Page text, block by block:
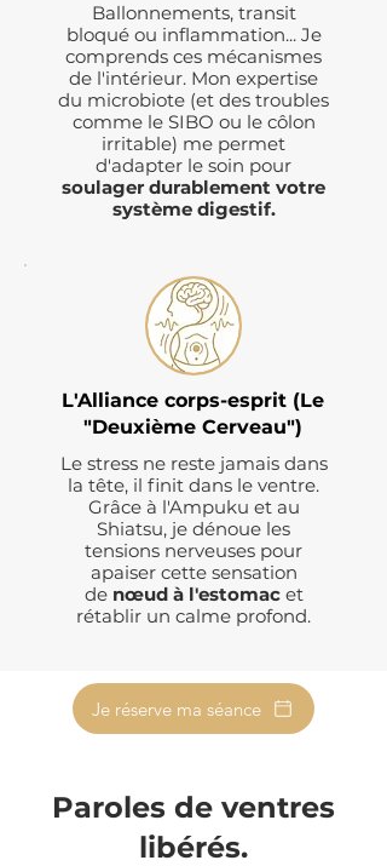
Ballonnements, transit
bloqué ou inflammation... Je
comprends ces mécanismes
de l'intérieur. Mon expertise
du microbiote (et des troubles
comme le SIBO ou le côlon
irritable) me permet
d'adapter le soin pour
soulager durablement votre
système digestif.
L'Alliance corps-esprit (Le
"Deuxième Cerveau")
Le stress ne reste jamais dans
la tête, il finit dans le ventre.
Grâce à l'Ampuku et au
Shiatsu, je dénoue les
tensions nerveuses pour
apaiser cette sensation
de nœud à l'estomac et
rétablir un calme profond.
Je réserve ma séance
Paroles de ventres
libérés.